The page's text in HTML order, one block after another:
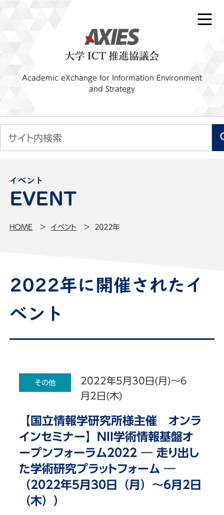
Academic eXchange for Information Environment
and Strategy
イベント
HOME イベント 2022年
2022年に開催されたイ
ベント
その他
2022年5月30日(月)～6
月2日(木)
【国立情報学研究所様主催 オンラ
インセミナー】NII学術情報基盤オ
ープンフォーラム2022 ― 走り出し
た学術研究プラットフォーム ―
（2022年5月30日（月）～6月2日
（木））